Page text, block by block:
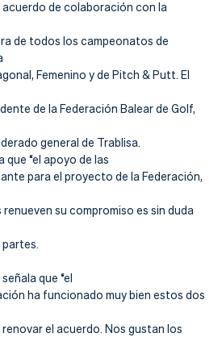
acuerdo de colaboración con la
de todos los campeonatos de
Femenino y de Pitch & Putt. El
de la Federación Balear de Golf,
general de Trablisa.
que “el apoyo de las
para el proyecto de la Federación,
su compromiso es sin duda
partes.
que “el
ha funcionado muy bien estos dos
el acuerdo. Nos gustan los